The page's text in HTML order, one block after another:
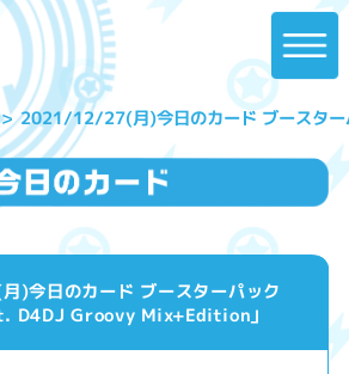
2021/12/27(月)今日のカード ブースタ
今日のカード ブースターパック
D4DJ Groovy Mix+Edition」